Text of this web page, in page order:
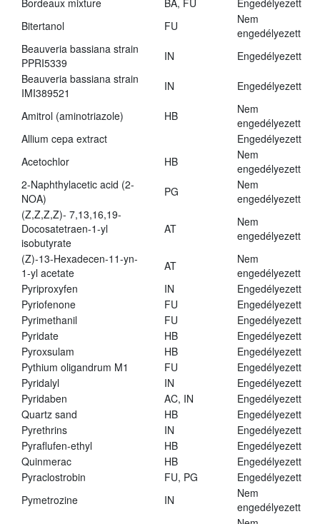
Bordeaux mixture
BA, FU
Engedélyezett
Bitertanol
FU
Nem
engedélyezett
Beauveria bassiana strain
PPRI5339
IN
Engedélyezett
Beauveria bassiana strain
IMI389521
IN Engedélyezett
Amitrol (aminotriazole) HB
Nem
engedélyezett
Allium cepa extract
Engedélyezett
Acetochlor
HB
Nem
engedélyezett
2-Naphthylacetic acid (2-
NOA)
PG
Nem
engedélyezett
(Z,Z,Z,Z)- 7,13,16,19-
Docosatetraen-1-yl
isobutyrate
AT
Nem
engedélyezett
(Z)-13-Hexadecen-11-yn-
1-yl acetate
AT
Nem
engedélyezett
Pyriproxyfen
IN
Engedélyezett
Pyriofenone
FU
Engedélyezett
Pyrimethanil
FU
Engedélyezett
Pyridate
HB
Engedélyezett
Pyroxsulam
HB
Engedélyezett
Pythium oligandrum M1
FU
Engedélyezett
Pyridalyl
IN
Engedélyezett
Pyridaben
AC, IN
Engedélyezett
Quartz sand
HB
Engedélyezett
Pyrethrins
IN
Engedélyezett
Pyraflufen-ethyl
HB
Engedélyezett
Quinmerac
HB
Engedélyezett
Pyraclostrobin
FU, PG
Engedélyezett
Pymetrozine
IN
Nem
engedélyezett